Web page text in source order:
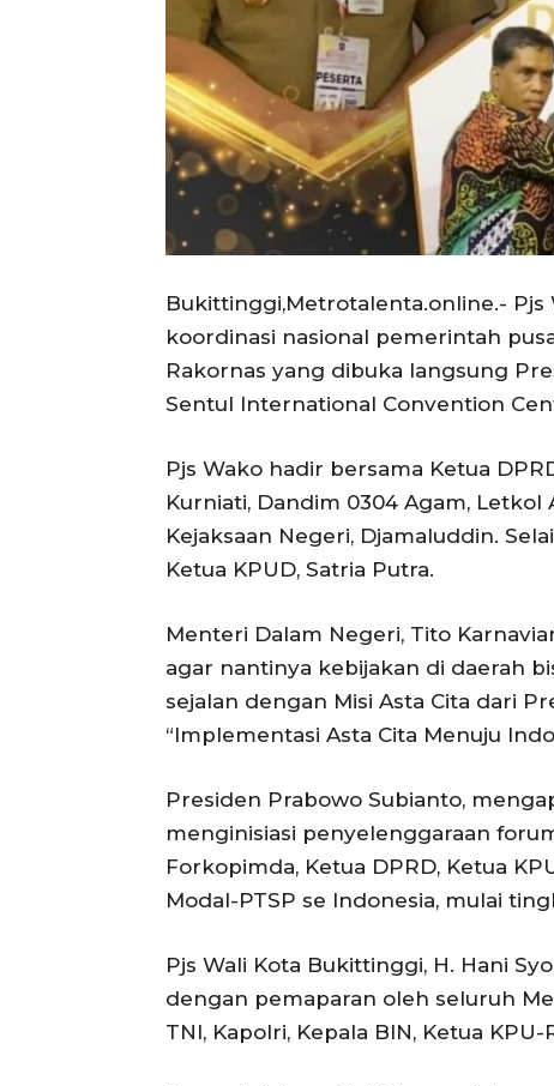
Bukittinggi,Metrotalenta.online.- Pjs
koordinasi nasional pemerintah
Rakornas yang dibuka langsung
Sentul International Convention
Pjs Wako hadir bersama Ketua
Kurniati, Dandim 0304 Agam,
Kejaksaan Negeri, Djamaluddin.
Ketua KPUD, Satria Putra.
Menteri Dalam Negeri, Tito
agar nantinya kebijakan di daerah
sejalan dengan Misi Asta Cita dari
“Implementasi Asta Cita Menuju
Presiden Prabowo Subianto,
menginisiasi penyelenggaraan
Forkopimda, Ketua DPRD, Ketua
Modal-PTSP se Indonesia, mulai
Pjs Wali Kota Bukittinggi, H. Hani
dengan pemaparan oleh seluruh
TNI, Kapolri, Kepala BIN, Ketua KPU-